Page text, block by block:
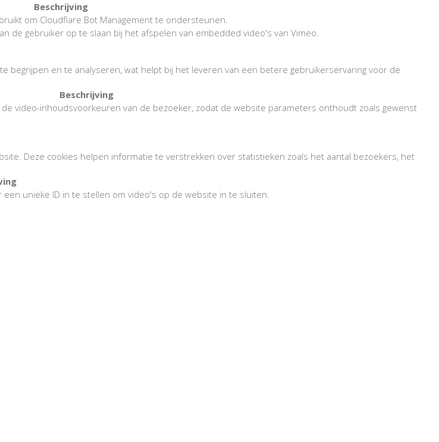
Beschrijving
om Cloudflare Bot Management te ondersteunen.
de gebruiker op te slaan bij het afspelen van embedded video's van Vimeo.
en te analyseren, wat helpt bij het leveren van een betere gebruikerservaring voor de
Beschrijving
video-inhoudsvoorkeuren van de bezoeker, zodat de website parameters onthoudt zoals gewenst
Deze cookies helpen informatie te verstrekken over statistieken zoals het aantal bezoekers, het
unieke ID in te stellen om video's op de website in te sluiten.